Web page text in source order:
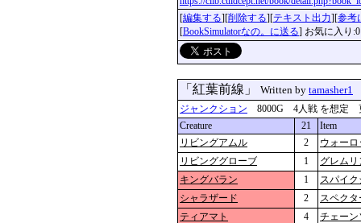
[編集する][削除する][テキスト出力][参考
[BookSimulatorなの。に送る] お気に入り:0
「紅葉前線」 Written by tamasher1
ジャンクション 8000G 4人戦 を想定 更
Creature
21
Item
リビングアムル
2
ウォー
リビンググローブ
1
グレム
キングバラン
1
スパイ
シャラザード
2
スペク
ティアマト
4
チェーン